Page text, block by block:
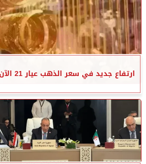
ارتفاع جديد في سعر الذهب عيار 21 الآن في مصر بالمنتصف